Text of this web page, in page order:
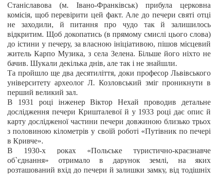
Станіславова (м. Івано-Франківськ) прибула церковна
комісія, щоб перевірити цей факт. Але до печери святі отці
не заходили, й питання про чудо так й залишилось
відкритим. Щоб докопатись (в прямому смислі цього слова)
до істини у печеру, за власною ініціативою, пішов місцевий
житель Карпо Музика, з села Зелена. Більше його ніхто не
бачив. Шукали декілька днів, але так і не знайшли.
Та пройшло ще два десятиліття, доки професор Львівського
університету археолог Л. Козловський зміг проникнути в
перший великий зал.
В 1931 році інженер Віктор Нехай проводив детальне
дослідження печери Кришталевої й у 1933 році дає опис й
карту дослідженої частини печери довжиною близько трьох
з половиною кілометрів у своїй роботі «Путівник по печері
в Кривче».
В 1930-х роках «Польське туристично-краєзнавче
об`єднання» отримало в дарунок землі, на яких
розташований вхід до печери й залишки замку, від тодішніх